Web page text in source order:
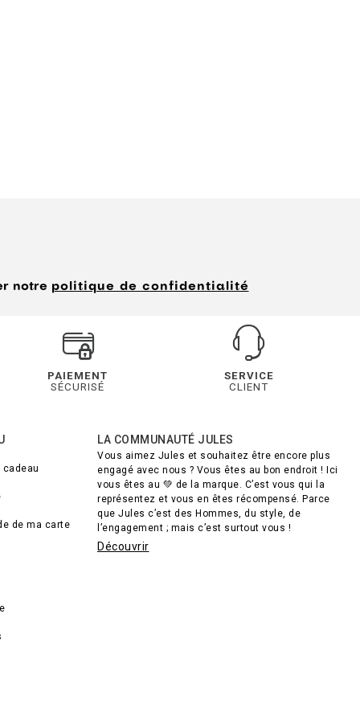
notre politique de confidentialité
PAIEMENT
SÉCURISÉ
SERVICE
CLIENT
de ma carte
LA COMMUNAUTÉ JULES
Vous aimez Jules et souhaitez être encore plus
engagé avec nous ? Vous êtes au bon endroit ! Ici
vous êtes au 💚 de la marque. C’est vous qui la
représentez et vous en êtes récompensé. Parce
que Jules c’est des Hommes, du style, de
l’engagement ; mais c’est surtout vous !
Découvrir